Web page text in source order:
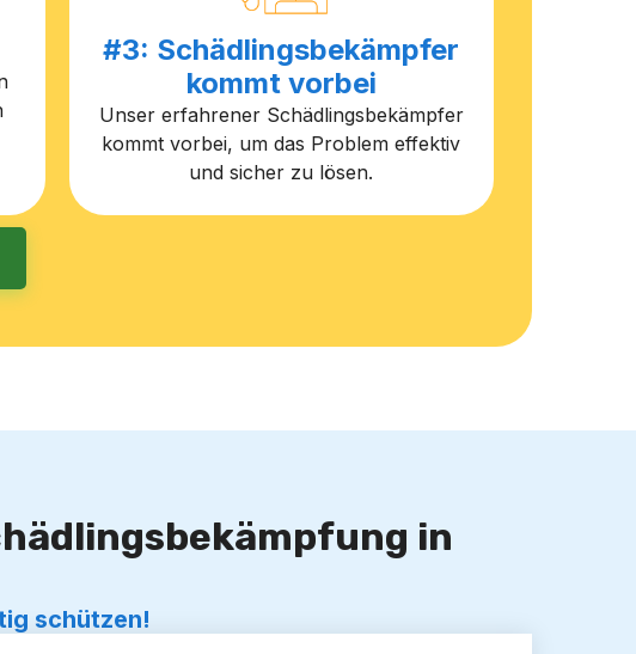
#3: Schädlingsbekämpfer
kommt vorbei
Unser erfahrener Schädlingsbekämpfer
kommt vorbei, um das Problem effektiv
und sicher zu lösen.
in
schützen!